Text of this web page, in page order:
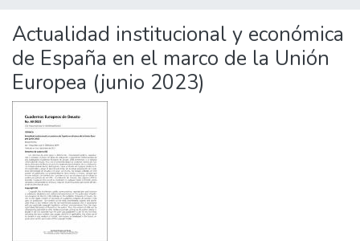
Communities
&
Collections
All of DSpace
Statistics
Policies
Actualidad institucional y económica
de España en el marco de la Unión
Europea (junio 2023)